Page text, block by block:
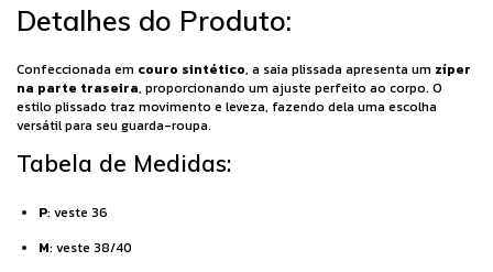
Detalhes do Produto:
Confeccionada em couro sintético, a saia plissada apresenta um zíper
na parte traseira, proporcionando um ajuste perfeito ao corpo. O
estilo plissado traz movimento e leveza, fazendo dela uma escolha
versátil para seu guarda-roupa.
Tabela de Medidas:
P: veste 36
M: veste 38/40